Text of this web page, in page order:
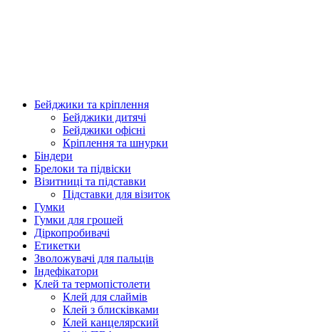
Бейджики та кріплення
Бейджики дитячі
Бейджики офісні
Кріплення та шнурки
Біндери
Брелоки та підвіски
Візитниці та підставки
Підставки для візиток
Гумки
Гумки для грошей
Діркопробивачі
Етикетки
Зволожувачі для пальців
Індефікатори
Клей та термопістолети
Клей для слаймів
Клей з блисківками
Клей канцелярский